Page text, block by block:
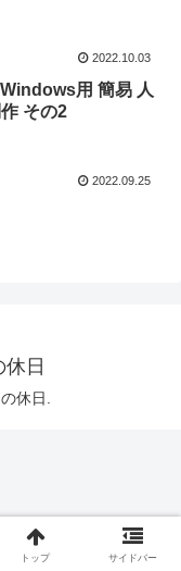
2022.10.03
用 簡易 人
その2
2022.09.25
日
休日.
トップ サイドバー